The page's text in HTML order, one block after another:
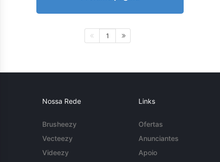
1
Nossa Rede
Brusheezy
Vecteezy
Videezy
Links
Ofertas
Anunciantes
Apoio